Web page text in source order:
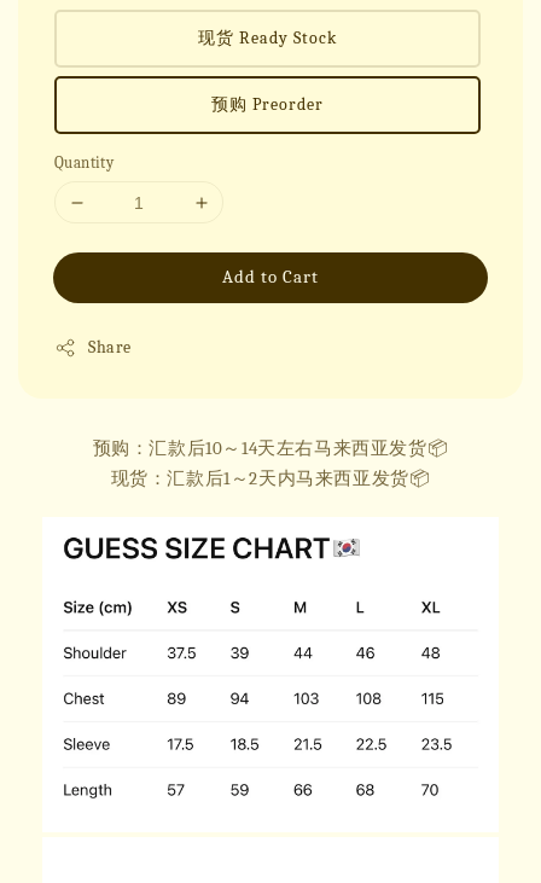
现货 Ready Stock
预购 Preorder
Quantity
Add to Cart
Share
预购：汇款后10～14天左右马来西亚发货📦
现货：汇款后1～2天内马来西亚发货📦